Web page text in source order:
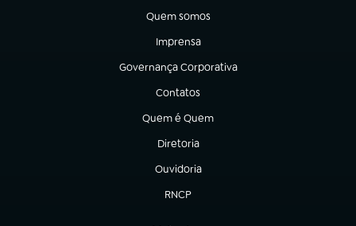
Quem somos
(abre em nova aba)
Imprensa
(abre em nova aba)
Governança Corporativa
(abre em nova aba)
Contatos
(abre em nova aba)
Quem é Quem
(abre em nova aba)
Diretoria
(abre em nova aba)
Ouvidoria
(abre em nova aba)
RNCP
(abre em nova aba)